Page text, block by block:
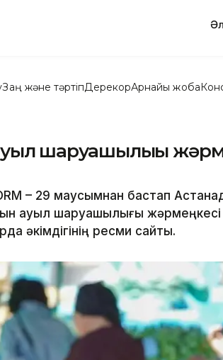
Заң және тәртіпДерекқорАрнайы жоба
шаруашылығы
– 29 маусымнан бастап
ауыл шаруашылығы жәрмеңкесі
әкімдігінің ресми сайты.